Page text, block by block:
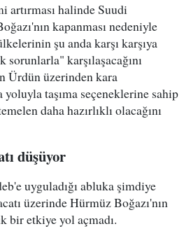
halinde Suudi
kapanması nedeniyle
şu anda karşı karşıya
karşılaşacağını
Ürdün üzerinden kara
yoluyla taşıma seçeneklerine sahip
daha hazırlıklı olacağını
düşüyor
uyguladığı abluka şimdiye
üzerinde Hürmüz Boğazı'nın
bir etkiye yol açmadı.